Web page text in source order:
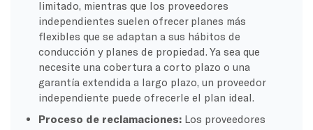
limitado, mientras que los proveedores
independientes suelen ofrecer planes más
flexibles que se adaptan a sus hábitos de
conducción y planes de propiedad. Ya sea que
necesite una cobertura a corto plazo o una
garantía extendida a largo plazo, un proveedor
independiente puede ofrecerle el plan ideal.
Proceso de reclamaciones: Los proveedores